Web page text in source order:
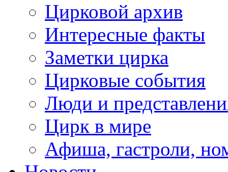
Цирковой архив
Интересные факты
Заметки цирка
Цирковые события
Люди и
Цирк в мире
Афиша, гастроли,